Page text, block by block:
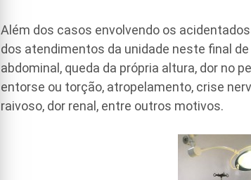
Além dos casos envolvendo os
dos atendimentos da unidade neste final
abdominal, queda da própria altura, dor no
entorse ou torção, atropelamento, crise
raivoso, dor renal, entre outros motivos.